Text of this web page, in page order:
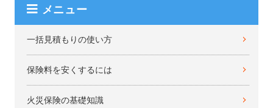
メニュー
一括見積もりの使い方
保険料を安くするには
火災保険の基礎知識